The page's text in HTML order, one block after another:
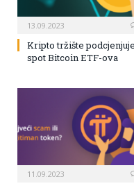
13.09.2023
Kripto tržište
spot Bitcoin ETF-ova
11.09.2023